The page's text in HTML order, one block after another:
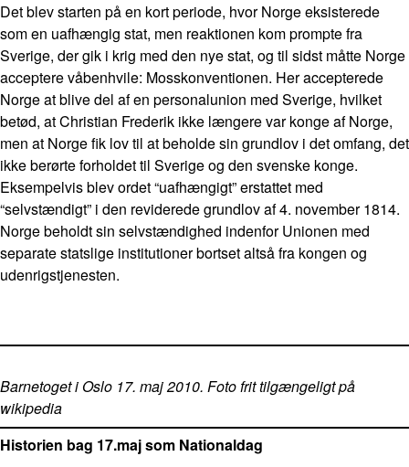
Det blev starten på en kort periode, hvor Norge eksisterede
som en uafhængig stat, men reaktionen kom prompte fra
Sverige, der gik i krig med den nye stat, og til sidst måtte Norge
acceptere våbenhvile: Mosskonventionen. Her accepterede
Norge at blive del af en personalunion med Sverige, hvilket
betød, at Christian Frederik ikke længere var konge af Norge,
men at Norge fik lov til at beholde sin grundlov i det omfang, det
ikke berørte forholdet til Sverige og den svenske konge.
Eksempelvis blev ordet “uafhængigt” erstattet med
“selvstændigt” i den reviderede grundlov af 4. november 1814.
Norge beholdt sin selvstændighed indenfor Unionen med
separate statslige institutioner bortset altså fra kongen og
udenrigstjenesten.
Barnetoget i Oslo 17. maj 2010. Foto frit tilgængeligt på
wikipedia
Historien bag 17.maj som Nationaldag